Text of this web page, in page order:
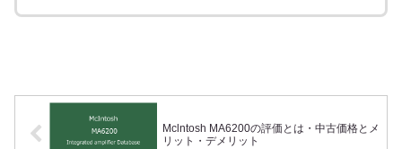
Mclntosh MA6200の評価とは・中古価格とメ
リット・デメリット